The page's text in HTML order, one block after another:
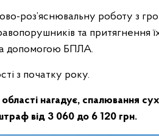
роз’яснювальну роботу з
та притягнення
допомогою БПЛА.
з початку року.
нагадує, спалювання
від 3 060 до 6 120 грн.